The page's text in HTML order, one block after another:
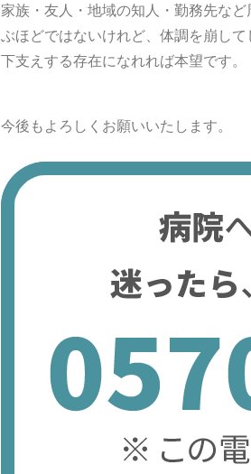
家族・友人・地域の知人・勤務先な
ぶほどではないけれど、体調を崩し
下支えする存在になれれば本望です。
今後もよろしくお願いいたします。